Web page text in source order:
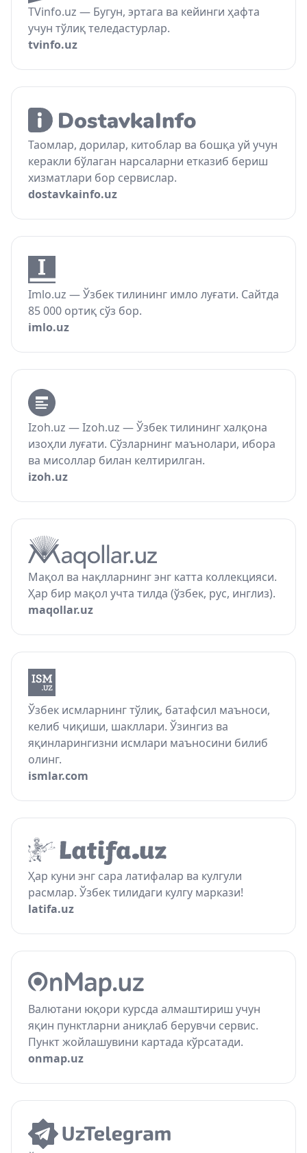
TVinfo.uz — Бугун, эртага ва кейинги ҳафта
учун тўлиқ теледастурлар.
tvinfo.uz
Таомлар, дорилар, китоблар ва бошқа уй учун
керакли бўлаган нарсаларни етказиб бериш
хизматлари бор сервислар.
dostavkainfo.uz
Imlo.uz — Ўзбек тилининг имло луғати. Сайтда
85 000 ортиқ сўз бор.
imlo.uz
Izoh.uz — Izoh.uz — Ўзбек тилининг халқона
изоҳли луғати. Сўзларнинг маънолари, ибора
ва мисоллар билан келтирилган.
izoh.uz
Мақол ва нақлларнинг энг катта коллекцияси.
Ҳар бир мақол учта тилда (ўзбек, рус, инглиз).
maqollar.uz
Ўзбек исмларнинг тўлиқ, батафсил маъноси,
келиб чиқиши, шакллари. Ўзингиз ва
яқинларингизни исмлари маъносини билиб
олинг.
ismlar.com
Ҳар куни энг сара латифалар ва кулгули
расмлар. Ўзбек тилидаги кулгу маркази!
latifa.uz
Валютани юқори курсда алмаштириш учун
яқин пунктларни аниқлаб берувчи сервис.
Пункт жойлашувини картада кўрсатади.
onmap.uz